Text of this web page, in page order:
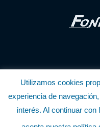
©
Aunque se consideran
Utilizamos cookies
experiencia de
interés. Al continuar